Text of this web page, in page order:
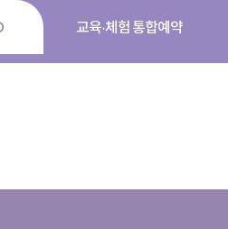
교육·체험 통합예약